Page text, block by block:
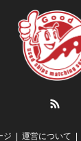
ジ 運営について